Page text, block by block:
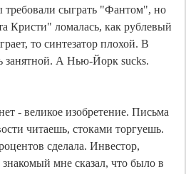
сыграть "Фантом", но
Кристи" ломалась, как рублевый
то синтезатор плохой. В
занятной. А Нью-Йорк sucks.
- великое изобретение. Письма
читаешь, стоками торгуешь.
сделала. Инвестор,
мне сказал, что было в